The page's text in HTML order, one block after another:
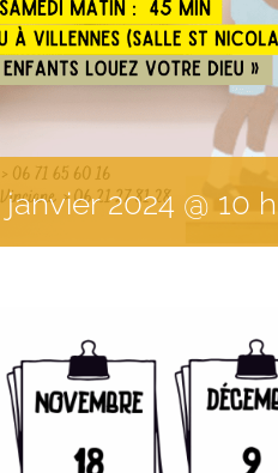
janvier 2024 @ 10 h